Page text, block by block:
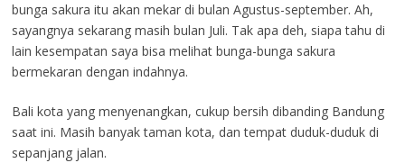
bunga sakura itu akan mekar di bulan Agustus-september. Ah,
sayangnya sekarang masih bulan Juli. Tak apa deh, siapa tahu di
lain kesempatan saya bisa melihat bunga-bunga sakura
bermekaran dengan indahnya.
Bali kota yang menyenangkan, cukup bersih dibanding Bandung
saat ini. Masih banyak taman kota, dan tempat duduk-duduk di
sepanjang jalan.